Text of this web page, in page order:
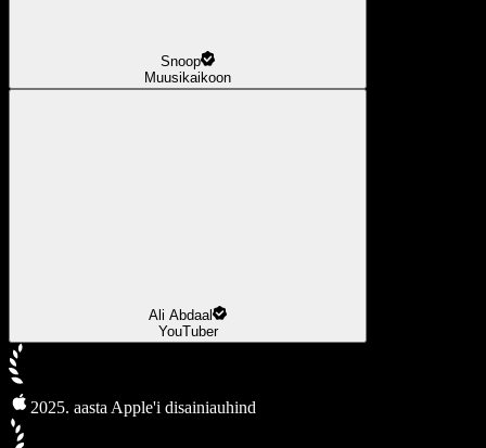
Snoop
Muusikaikoon
Ali Abdaal
YouTuber
2025. aasta Apple'i disainiauhind